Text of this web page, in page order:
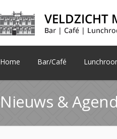
Home Bar/Café
Nieuws &